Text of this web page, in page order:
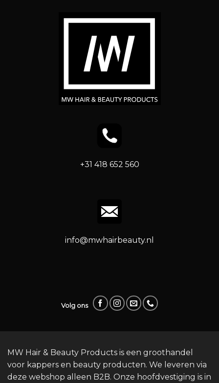
+31 418 652 560
info@mwhairbeauty.nl
Volg ons
MW Hair & Beauty Products is een groothandel
voor kappers en beauty producten. We leveren via
deze webshop alleen B2B. Onze hoofdvestiging is in